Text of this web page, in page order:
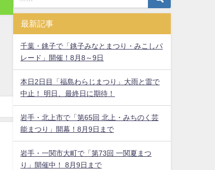
最新記事
千葉・銚子で「銚子みなとまつり・みこしパ
レード」開催！8月8～9日
本日2日目「福島わらじまつり」大雨と雷で
中止！ 明日、最終日に期待！
岩手・北上市で「第65回 北上・みちのく芸
能まつり」開幕！8月9日まで
岩手・一関市大町で「第73回 一関夏まつ
り」開催中！ 8月9日まで